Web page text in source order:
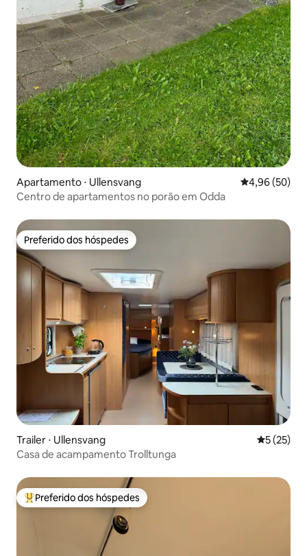
Apartamento ⋅ Ullensvang 4,96 de uma
4,96 (50)
Centro de apartamentos no porão em Odda
Preferido dos hóspedes
Preferido dos hóspedes
Trailer ⋅ Ullensvang 5 de uma
5 (25)
Casa de acampamento Trolltunga
Entre os melhores preferidos dos hóspedes
Preferido dos hóspedes